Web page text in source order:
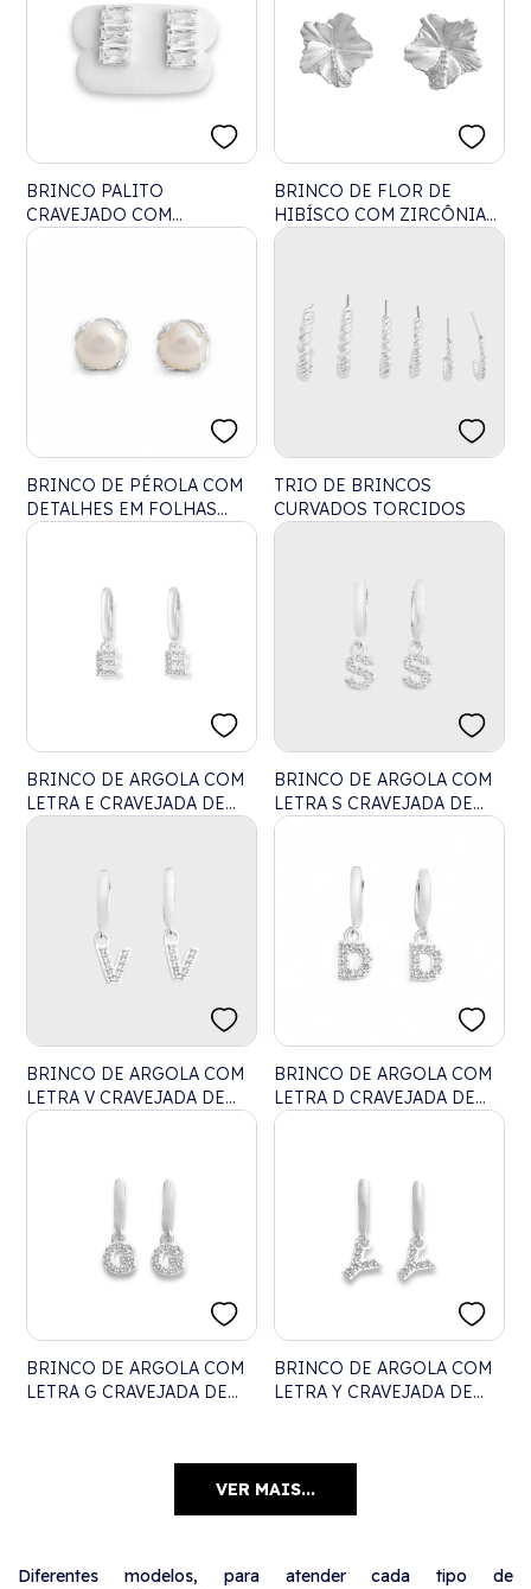
BRINCO PALITO
CRAVEJADO COM
ZIRCÔNIAS
BRINCO DE FLOR DE
HIBÍSCO COM ZIRCÔNIAS
BRANCAS
BRINCO DE PÉROLA COM
DETALHES EM FOLHAS
COM ZIRCÔNIAS BRANCAS
TRIO DE BRINCOS
CURVADOS TORCIDOS
BRINCO DE ARGOLA COM
LETRA E CRAVEJADA DE
ZIRCÔNIAS
BRINCO DE ARGOLA COM
LETRA S CRAVEJADA DE
ZIRCÔNIAS
BRINCO DE ARGOLA COM
LETRA V CRAVEJADA DE
ZIRCÔNIAS
BRINCO DE ARGOLA COM
LETRA D CRAVEJADA DE
ZIRCÔNIAS
BRINCO DE ARGOLA COM
LETRA G CRAVEJADA DE
BRINCO DE ARGOLA COM
LETRA Y CRAVEJADA DE
VER MAIS...
Diferentes modelos, para atender cada tipo de